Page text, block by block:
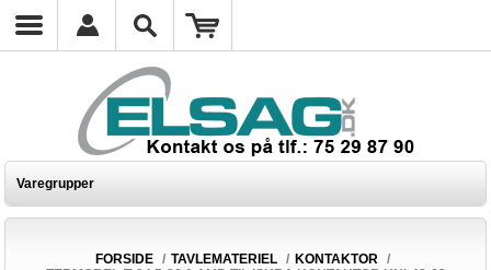
Varegrupper
FORSIDE / TAVLEMATERIEL / KONTAKTOR /